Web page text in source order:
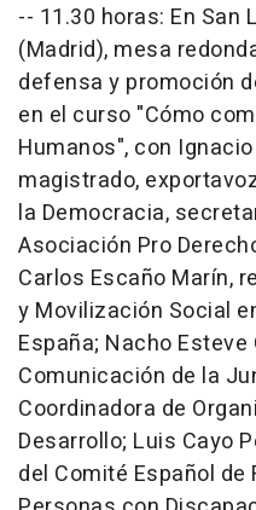
-- 11.30 horas: En San
(Madrid), mesa
defensa y promoción
en el curso "Cómo
Humanos", con
magistrado,
la Democracia,
Asociación Pro
Carlos Escaño Marín,
y Movilización Social
España; Nacho Esteve
Comunicación de la
Coordinadora de
Desarrollo; Luis Cayo
del Comité Español